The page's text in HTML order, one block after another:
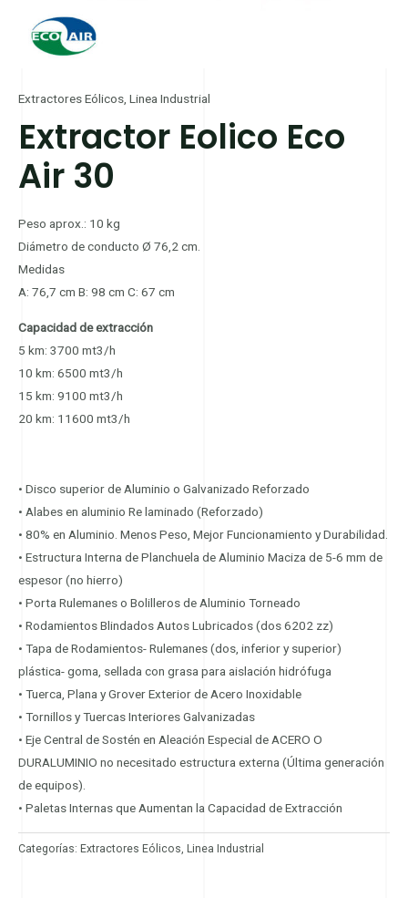
Extractores Eólicos Linea Industrial
Extractor Eolico Eco
Air 30
Peso aprox.: 10 kg
Diámetro de conducto Ø 76,2 cm.
Medidas
A: 76,7 cm B: 98 cm C: 67 cm
Capacidad de extracción
5 km: 3700 mt3/h
10 km: 6500 mt3/h
15 km: 9100 mt3/h
20 km: 11600 mt3/h
• Disco superior de Aluminio o Galvanizado Reforzado
• Alabes en aluminio Re laminado (Reforzado)
• 80% en Aluminio. Menos Peso, Mejor Funcionamiento y Durabilidad.
• Estructura Interna de Planchuela de Aluminio Maciza de 5-6 mm de
espesor (no hierro)
• Porta Rulemanes o Bolilleros de Aluminio Torneado
• Rodamientos Blindados Autos Lubricados (dos 6202 zz)
• Tapa de Rodamientos- Rulemanes (dos, inferior y superior)
plástica- goma, sellada con grasa para aislación hidrófuga
• Tuerca, Plana y Grover Exterior de Acero Inoxidable
• Tornillos y Tuercas Interiores Galvanizadas
• Eje Central de Sostén en Aleación Especial de ACERO O
DURALUMINIO no necesitado estructura externa (Última generación
de equipos).
• Paletas Internas que Aumentan la Capacidad de Extracción
Categorías: Extractores Eólicos, Linea Industrial